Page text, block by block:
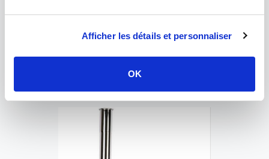
Afficher les détails et personnaliser
OK
embout mâle et femelle à coller.
NOS PRODUITS VIDAGE FLEXIBLE →